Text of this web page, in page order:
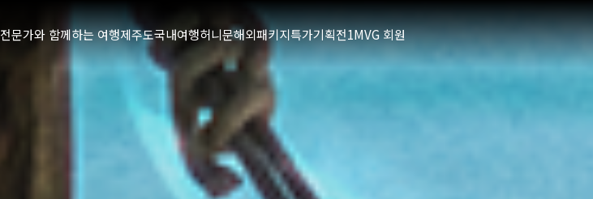
전문가와 함께하는 여행제주도국내여행허니문해외패키지특가기획전1MVG 회원